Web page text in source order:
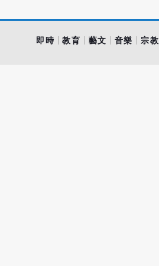
即時 教育 藝文 音樂 宗教